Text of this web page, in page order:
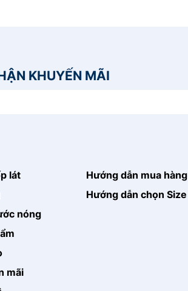
KHUYẾN MÃI
lát
nóng
mãi
Hướng dẫn mua hàng
Hướng dẫn chọn Size